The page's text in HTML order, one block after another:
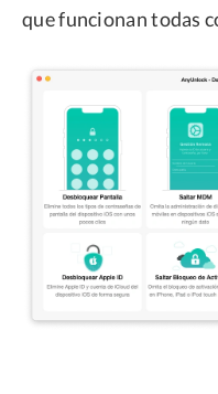
que funcionan todas